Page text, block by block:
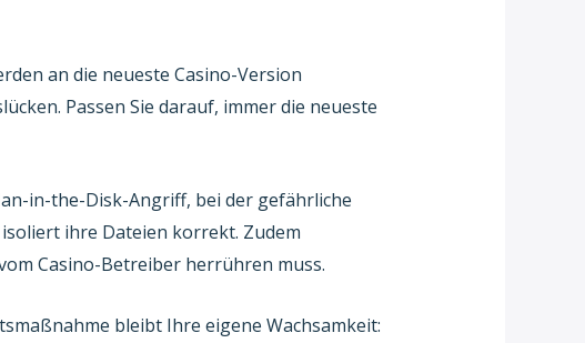
an die neueste Casino-Version
Passen Sie darauf, immer die neueste
in-the-Disk-Angriff, bei der gefährliche
ihre Dateien korrekt. Zudem
Casino-Betreiber herrühren muss.
bleibt Ihre eigene Wachsamkeit: